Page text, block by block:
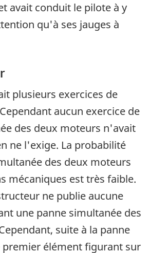
avait conduit le pilote à y
qu'à ses jauges à
plusieurs exercices de
aucun exercice de
des deux moteurs n'avait
ne l'exige. La probabilité
des deux moteurs
mécaniques est très faible.
ne publie aucune
une panne simultanée des
suite à la panne
élément figurant sur